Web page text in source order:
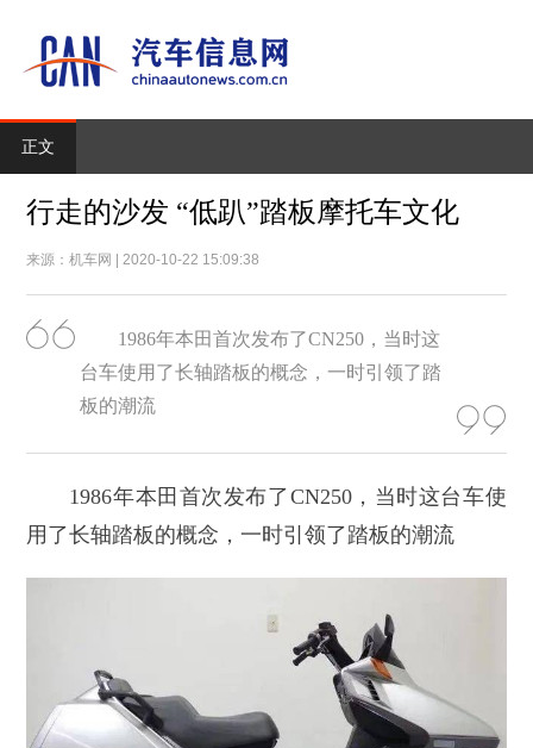
正文
行走的沙发 “低趴”踏板摩托车文化
来源：机车网 | 2020-10-22 15:09:38
1986年本田首次发布了CN250，当时这
台车使用了长轴踏板的概念，一时引领了踏
板的潮流
1986年本田首次发布了CN250，当时这台车使
用了长轴踏板的概念，一时引领了踏板的潮流